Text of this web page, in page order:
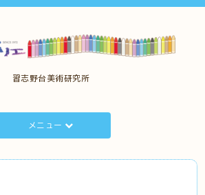
習志野台美術研究所
メニュー